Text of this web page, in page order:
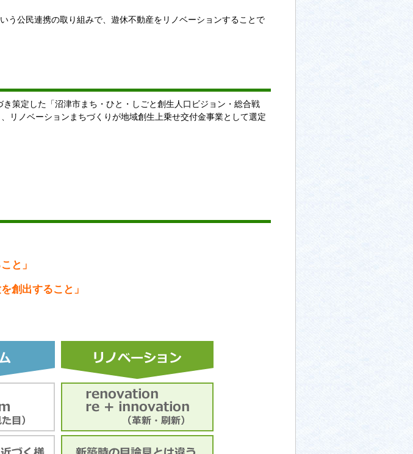
う公民連携の取り組みで、遊休不動産をリノベーションすることで
策定した「沼津市まち・ひと・しごと創生人口ビジョン・総合戦
リノベーションまちづくりが地域創生上乗せ交付金事業として選定
と」
創出すること」